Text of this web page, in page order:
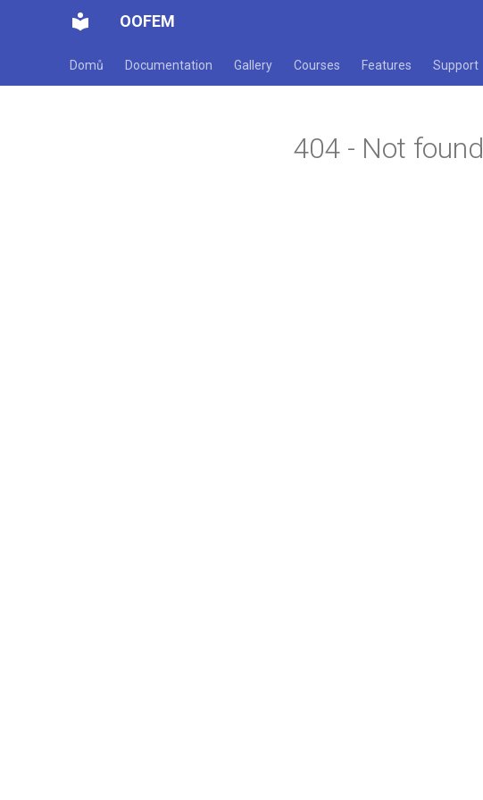
OOFEM
Domů Documentation Gallery Courses Features Support
404 - Not found